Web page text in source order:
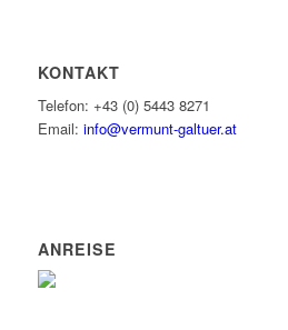
KONTAKT
Telefon: +43 (0) 5443 8271
Email: info@vermunt-galtuer.at
ANREISE